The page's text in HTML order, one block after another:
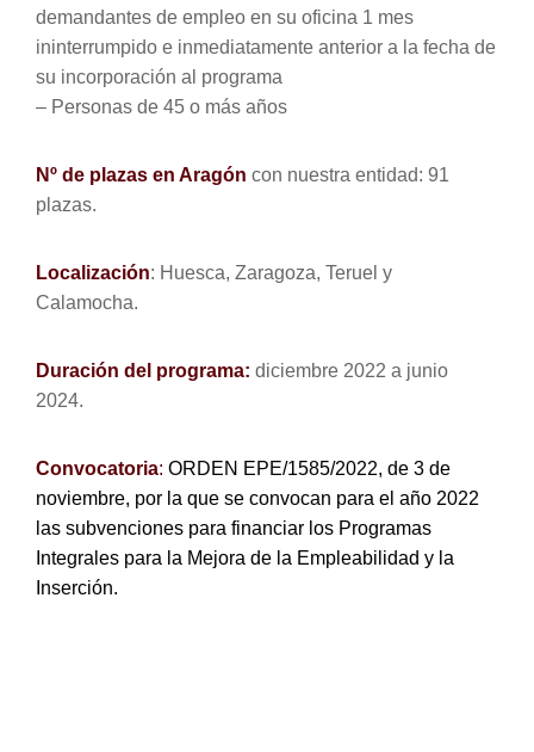
demandantes de empleo en su oficina 1 mes
ininterrumpido e inmediatamente anterior a la fecha de
su incorporación al programa
– Personas de 45 o más años
Nº de plazas en Aragón con nuestra entidad: 91
plazas.
Localización: Huesca, Zaragoza, Teruel y
Calamocha.
Duración del programa: diciembre 2022 a junio
2024.
Convocatoria: ORDEN EPE/1585/2022, de 3 de
noviembre, por la que se convocan para el año 2022
las subvenciones para financiar los Programas
Integrales para la Mejora de la Empleabilidad y la
Inserción.